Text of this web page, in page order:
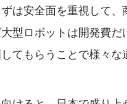
は安全面を重視して、
型ロボットは開発費
てもらうことで様々な